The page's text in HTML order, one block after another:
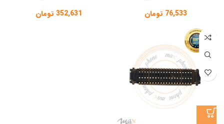
76,533 تومان
352,631 تومان